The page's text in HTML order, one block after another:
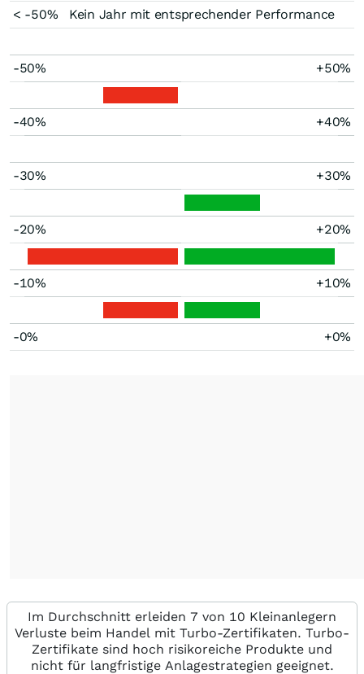
< -50%
Kein Jahr mit entsprechender Performance
-50% +50%
-40% +40%
-30% +30%
-20% +20%
-10% +10%
-0% +0%
Im Durchschnitt erleiden 7 von 10 Kleinanlegern
Verluste beim Handel mit Turbo-Zertifikaten. Turbo-
Zertifikate sind hoch risikoreiche Produkte und
nicht für langfristige Anlagestrategien geeignet.